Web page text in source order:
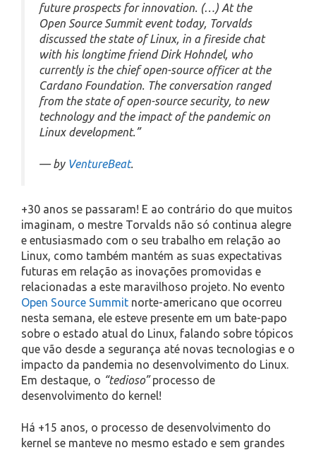
future prospects for innovation. (…) At the
Open Source Summit event today, Torvalds
discussed the state of Linux, in a fireside chat
with his longtime friend Dirk Hohndel, who
currently is the chief open-source officer at the
Cardano Foundation. The conversation ranged
from the state of open-source security, to new
technology and the impact of the pandemic on
Linux development.”
— by VentureBeat.
+30 anos se passaram! E ao contrário do que muitos
imaginam, o mestre Torvalds não só continua alegre
e entusiasmado com o seu trabalho em relação ao
Linux, como também mantém as suas expectativas
futuras em relação as inovações promovidas e
relacionadas a este maravilhoso projeto. No evento
Open Source Summit norte-americano que ocorreu
nesta semana, ele esteve presente em um bate-papo
sobre o estado atual do Linux, falando sobre tópicos
que vão desde a segurança até novas tecnologias e o
impacto da pandemia no desenvolvimento do Linux.
Em destaque, o “tedioso”processo de
desenvolvimento do kernel!
Há +15 anos, o processo de desenvolvimento do
kernel se manteve no mesmo estado e sem grandes